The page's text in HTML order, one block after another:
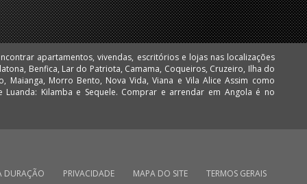
DURAÇÃO PRIVACIDADE MAPA DO SITE TERMOS GERAIS